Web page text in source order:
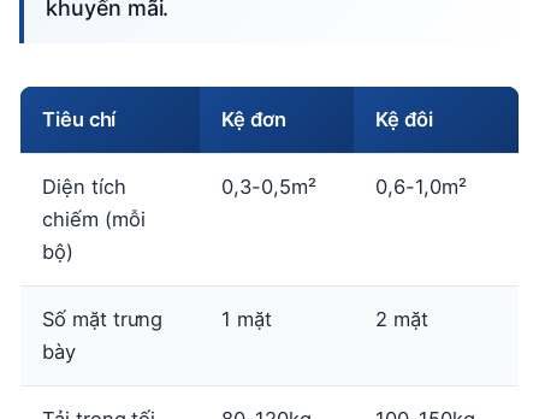
khuyến mãi.
Tiêu chí Kệ đơn Kệ đôi
Diện tích
chiếm (mỗi
bộ)
0,3-0,5m² 0,6-1,0m²
Số mặt trưng
bày
1 mặt 2 mặt